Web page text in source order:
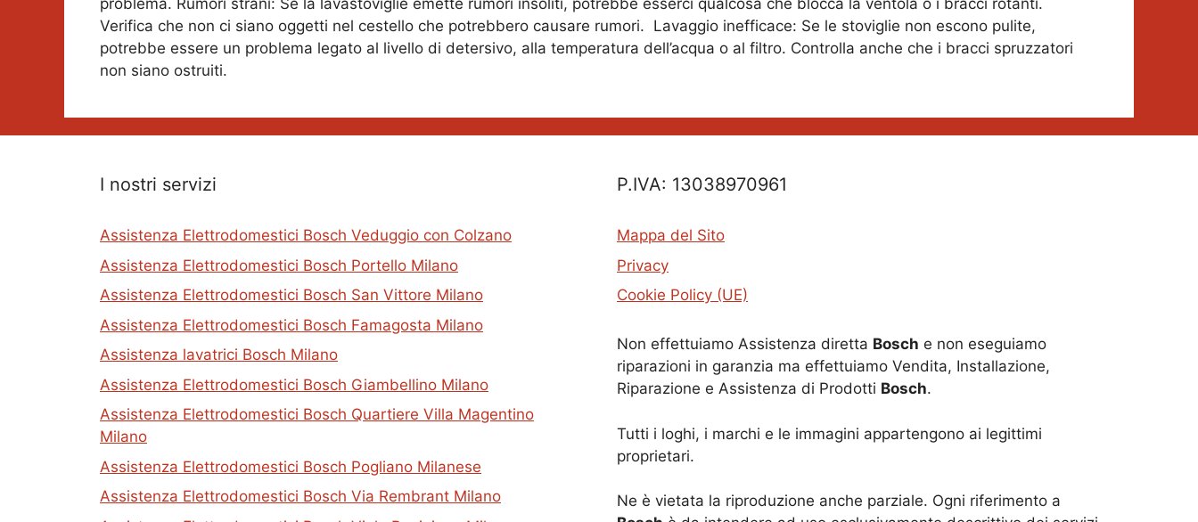
problema. Rumori strani: Se la lavastoviglie emette rumori insoliti, potrebbe esserci qualcosa che blocca la ventola o i bracci rotanti.
Verifica che non ci siano oggetti nel cestello che potrebbero causare rumori. Lavaggio inefficace: Se le stoviglie non escono pulite,
potrebbe essere un problema legato al livello di detersivo, alla temperatura dell’acqua o al filtro. Controlla anche che i bracci spruzzatori
non siano ostruiti.
I nostri servizi
Assistenza Elettrodomestici Bosch Veduggio con Colzano
Assistenza Elettrodomestici Bosch Portello Milano
Assistenza Elettrodomestici Bosch San Vittore Milano
Assistenza Elettrodomestici Bosch Famagosta Milano
Assistenza lavatrici Bosch Milano
Assistenza Elettrodomestici Bosch Giambellino Milano
Assistenza Elettrodomestici Bosch Quartiere Villa Magentino
Milano
Assistenza Elettrodomestici Bosch Pogliano Milanese
Assistenza Elettrodomestici Bosch Via Rembrant Milano
P.IVA: 13038970961
Mappa del Sito
Privacy
Cookie Policy (UE)
Non effettuiamo Assistenza diretta Bosch e non eseguiamo
riparazioni in garanzia ma effettuiamo Vendita, Installazione,
Riparazione e Assistenza di Prodotti Bosch.
Tutti i loghi, i marchi e le immagini appartengono ai legittimi
proprietari.
Ne è vietata la riproduzione anche parziale. Ogni riferimento a